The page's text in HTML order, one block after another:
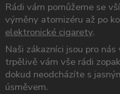
Rádi vám pomůžeme se
výměny atomizéru až po
elektronické cigarety.
Naši zákazníci jsou pro
trpělivě vám vše rádi
dokud neodcházíte s
úsměvem.